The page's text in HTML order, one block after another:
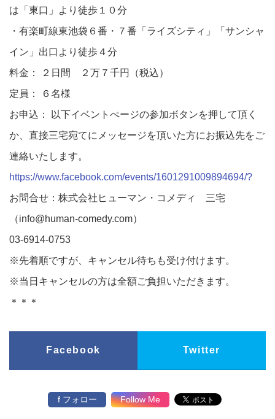
は「東口」より徒歩１０分
・有楽町線東池袋６番・７番「ライズシティ」「サンシャ
イン」出口より徒歩４分
料金： ２日間 ２万７千円（税込）
定員： ６名様
お申込： 以下イベントぺージの参加ボタンを押して頂く
か、直接三宅宛てにメッセージを頂いた方にお振込先をご
連絡いたします。
https://www.facebook.com/events/1601291009894694/?
お問合せ：株式会社ヒューマン・コメディ 三宅
（info@human-comedy.com）
03-6914-0753
※先着順ですが、キャンセル待ちも受け付けます。
※当日キャンセルの方は全額ご負担いただきます。
＊＊＊
Facebook Twitter
f フォロー Follow Me